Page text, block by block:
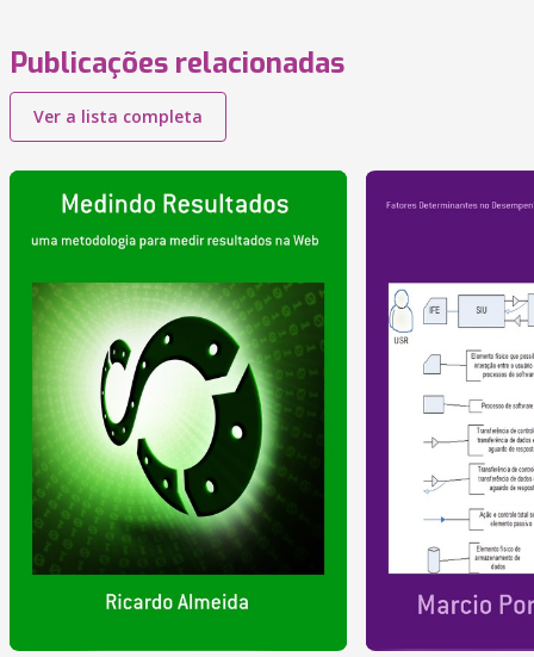
Publicações relacionadas
Ver a lista completa